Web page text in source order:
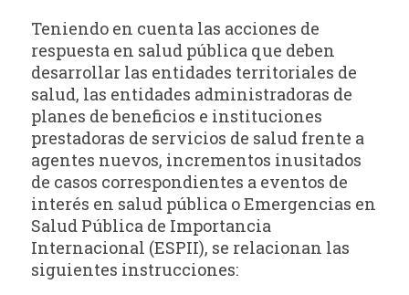
Teniendo en cuenta las acciones de
respuesta en salud pública que deben
desarrollar las entidades territoriales de
salud, las entidades administradoras de
planes de beneficios e instituciones
prestadoras de servicios de salud frente a
agentes nuevos, incrementos inusitados
de casos correspondientes a eventos de
interés en salud pública o Emergencias en
Salud Pública de Importancia
Internacional (ESPII), se relacionan las
siguientes instrucciones: